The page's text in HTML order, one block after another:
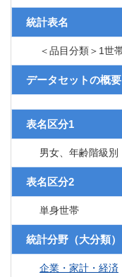
統計表名
＜品目分類＞1世
データセットの概要
表名区分1
男女、年齢階級別
表名区分2
単身世帯
統計分野（大分類）
企業・家計・経済